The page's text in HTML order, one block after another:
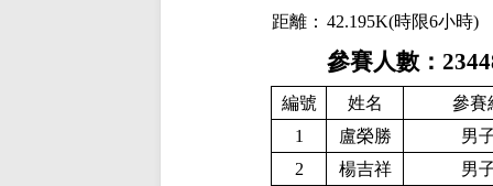
距離： 42.195K(時限6小時)
參賽人數：
編號 姓名
參賽
1
盧榮勝
男
2
楊吉祥
男